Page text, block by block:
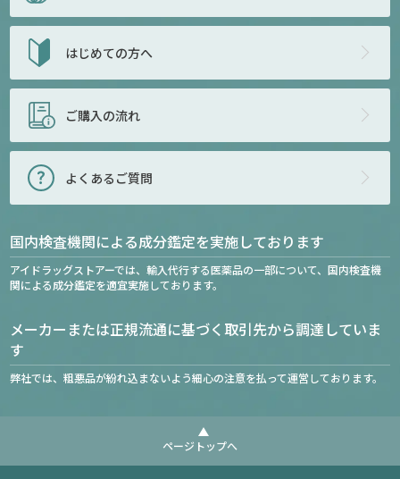
はじめての方へ
ご購入の流れ
よくあるご質問
国内検査機関による成分鑑定を実施しております
アイドラッグストアーでは、輸入代行する医薬品の一部について、国内検査機
関による成分鑑定を適宜実施しております。
メーカーまたは正規流通に基づく取引先から調達していま
す
弊社では、粗悪品が紛れ込まないよう細心の注意を払って運営しております。
ページトップへ